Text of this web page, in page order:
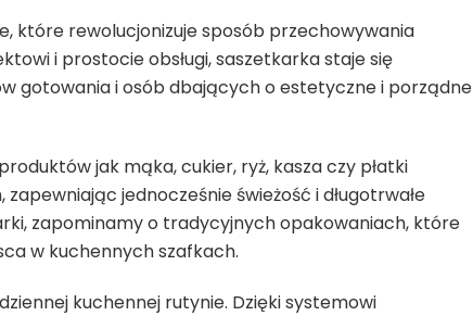
które rewolucjonizuje sposób przechowywania
i prostocie obsługi, saszetkarka staje się
gotowania i osób dbających o estetyczne i porządne
jak mąka, cukier, ryż, kasza czy płatki
jednocześnie świeżość i długotrwałe
zapominamy o tradycyjnych opakowaniach, które
w kuchennych szafkach.
kuchennej rutynie. Dzięki systemowi